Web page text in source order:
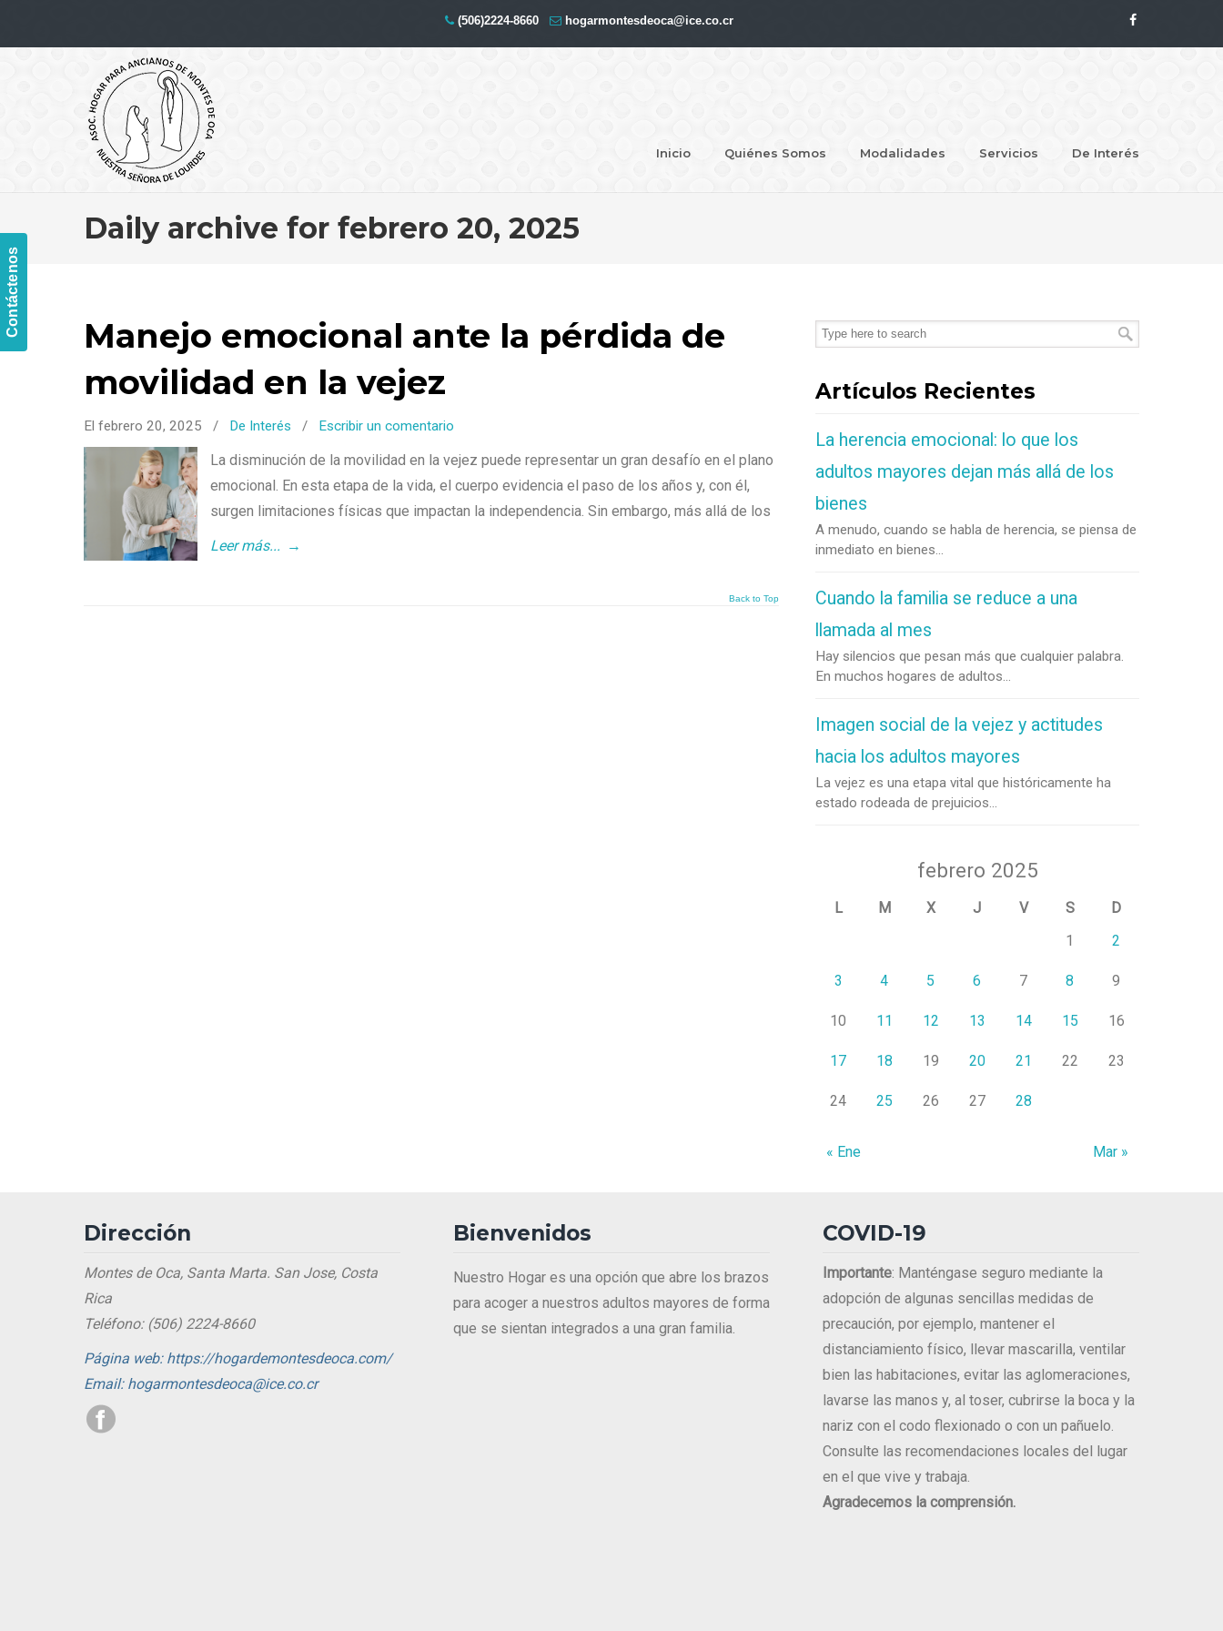
Contáctenos
(506)2224-8660 hogarmontesdeoca@ice.co.cr
Inicio Quiénes Somos Modalidades Servicios
De Interés
Navigation
Daily archive for febrero 20, 2025
Manejo emocional ante la pérdida de
movilidad en la vejez
El febrero 20, 2025 / De Interés / Escribir un comentario
La disminución de la movilidad en la vejez puede representar un gran desafío en el plano
emocional. En esta etapa de la vida, el cuerpo evidencia el paso de los años y, con él,
surgen limitaciones físicas que impactan la independencia. Sin embargo, más allá de los
Leer más... →
Back to Top
Artículos Recientes
La herencia emocional: lo que los
adultos mayores dejan más allá de los
bienes
A menudo, cuando se habla de herencia, se piensa de
inmediato en bienes...
Cuando la familia se reduce a una
llamada al mes
Hay silencios que pesan más que cualquier palabra.
En muchos hogares de adultos...
Imagen social de la vejez y actitudes
hacia los adultos mayores
La vejez es una etapa vital que históricamente ha
estado rodeada de prejuicios...
febrero 2025
L M X J V S
D
1
2
3 4 5 6 7 8 9
10 11 12 13 14 15 16
17 18 19 20 21 22 23
24 25 26 27 28
« Ene Mar »
Dirección
Montes de Oca, Santa Marta. San Jose, Costa
Rica
Teléfono: (506) 2224-8660
Página web: https://hogardemontesdeoca.com/
Email: hogarmontesdeoca@ice.co.cr
Bienvenidos
Nuestro Hogar es una opción que abre los brazos
para acoger a nuestros adultos mayores de forma
que se sientan integrados a una gran familia.
COVID-19
Importante: Manténgase seguro mediante la
adopción de algunas sencillas medidas de
precaución, por ejemplo, mantener el
distanciamiento físico, llevar mascarilla, ventilar
bien las habitaciones, evitar las aglomeraciones,
lavarse las manos y, al toser, cubrirse la boca y la
nariz con el codo flexionado o con un pañuelo.
Consulte las recomendaciones locales del lugar
en el que vive y trabaja.
Agradecemos la comprensión.